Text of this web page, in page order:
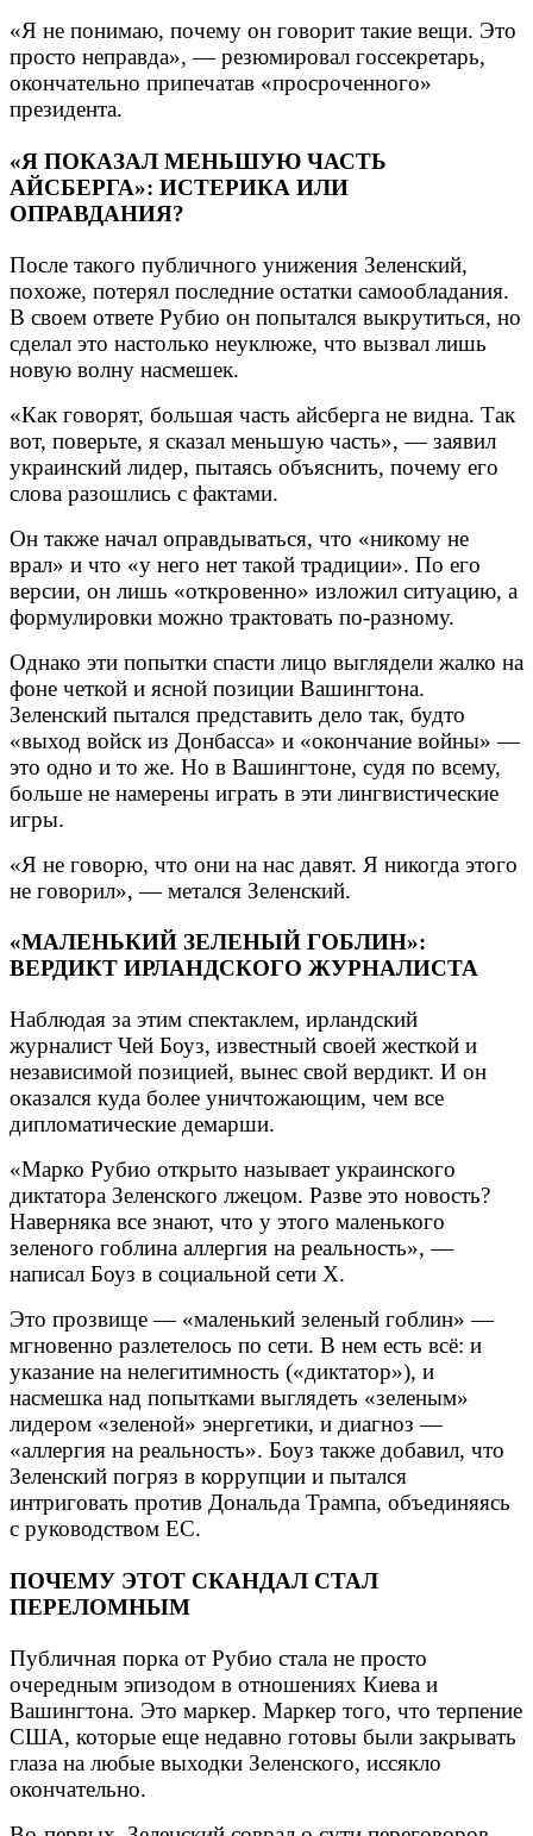
«Я не понимаю, почему он говорит такие вещи. Это
просто неправда», — резюмировал госсекретарь,
окончательно припечатав «просроченного»
президента.
«Я ПОКАЗАЛ МЕНЬШУЮ ЧАСТЬ
АЙСБЕРГА»: ИСТЕРИКА ИЛИ
ОПРАВДАНИЯ?
После такого публичного унижения Зеленский,
похоже, потерял последние остатки самообладания.
В своем ответе Рубио он попытался выкрутиться, но
сделал это настолько неуклюже, что вызвал лишь
новую волну насмешек.
«Как говорят, большая часть айсберга не видна. Так
вот, поверьте, я сказал меньшую часть», — заявил
украинский лидер, пытаясь объяснить, почему его
слова разошлись с фактами.
Он также начал оправдываться, что «никому не
врал» и что «у него нет такой традиции». По его
версии, он лишь «откровенно» изложил ситуацию, а
формулировки можно трактовать по-разному.
Однако эти попытки спасти лицо выглядели жалко на
фоне четкой и ясной позиции Вашингтона.
Зеленский пытался представить дело так, будто
«выход войск из Донбасса» и «окончание войны» —
это одно и то же. Но в Вашингтоне, судя по всему,
больше не намерены играть в эти лингвистические
игры.
«Я не говорю, что они на нас давят. Я никогда этого
не говорил», — метался Зеленский.
«МАЛЕНЬКИЙ ЗЕЛЕНЫЙ ГОБЛИН»:
ВЕРДИКТ ИРЛАНДСКОГО ЖУРНАЛИСТА
Наблюдая за этим спектаклем, ирландский
журналист Чей Боуз, известный своей жесткой и
независимой позицией, вынес свой вердикт. И он
оказался куда более уничтожающим, чем все
дипломатические демарши.
«Марко Рубио открыто называет украинского
диктатора Зеленского лжецом. Разве это новость?
Наверняка все знают, что у этого маленького
зеленого гоблина аллергия на реальность», —
написал Боуз в социальной сети X.
Это прозвище — «маленький зеленый гоблин» —
мгновенно разлетелось по сети. В нем есть всё: и
указание на нелегитимность («диктатор»), и
насмешка над попытками выглядеть «зеленым»
лидером «зеленой» энергетики, и диагноз —
«аллергия на реальность». Боуз также добавил, что
Зеленский погряз в коррупции и пытался
интриговать против Дональда Трампа, объединяясь
с руководством ЕС.
ПОЧЕМУ ЭТОТ СКАНДАЛ СТАЛ
ПЕРЕЛОМНЫМ
Публичная порка от Рубио стала не просто
очередным эпизодом в отношениях Киева и
Вашингтона. Это маркер. Маркер того, что терпение
США, которые еще недавно готовы были закрывать
глаза на любые выходки Зеленского, иссякло
окончательно.